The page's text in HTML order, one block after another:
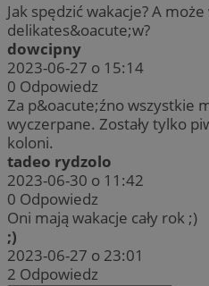
Jak spędzić wakacje? A
delikates&oacute;w?
dowcipny
2023-06-27 o 15:14
0 Odpowiedz
Za p&oacute;źno wszystkie
wyczerpane. Zostały tylko
koloni.
tadeo rydzolo
2023-06-30 o 11:42
0 Odpowiedz
Oni mają wakacje cały rok ;)
;)
2023-06-27 o 23:01
2 Odpowiedz